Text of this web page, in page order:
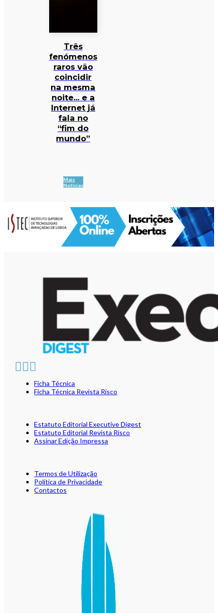
Três
fenómenos
raros vão
coincidir
na mesma
noite… e a
Internet já
fala no
“fim do
mundo”
Mais
Notícias
Ficha Técnica
Ficha Técnica Revista Risco
Estatuto Editorial Executive Digest
Estatuto Editorial Revista Risco
Assinar Edição Impressa
Termos de Utilização
Política de Privacidade
Contactos